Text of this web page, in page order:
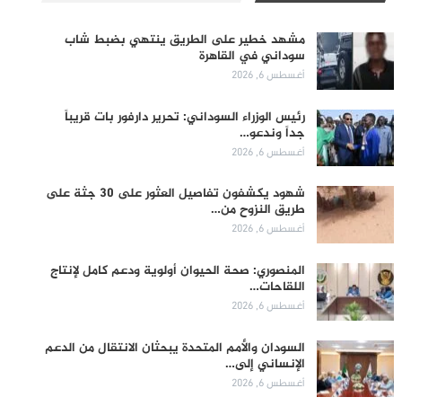
مشهد خطير على الطريق ينتهي بضبط شاب
سوداني في القاهرة
أغسطس 6, 2026
رئيس الوزراء السوداني: تحرير دارفور بات قريباً
جداً وندعو…
أغسطس 6, 2026
شهود يكشفون تفاصيل العثور على 30 جثة على
طريق النزوح من…
أغسطس 6, 2026
المنصوري: صحة الحيوان أولوية ودعم كامل لإنتاج
اللقاحات…
أغسطس 6, 2026
السودان والأمم المتحدة يبحثان الانتقال من الدعم
الإنساني إلى…
أغسطس 6, 2026